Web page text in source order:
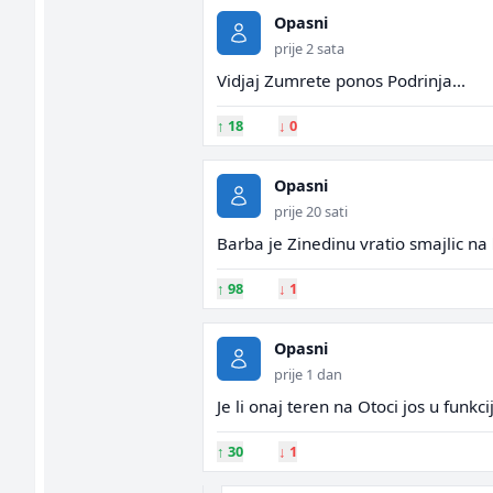
Opasni
prije 2 sata
Vidjaj Zumrete ponos Podrinja...
↑ 18 ↓ 0
Opasni
prije 20 sati
Barba je Zinedinu vratio smajlic na
↑ 98 ↓ 1
Opasni
prije 1 dan
Je li onaj teren na Otoci jos u
↑ 30 ↓ 1